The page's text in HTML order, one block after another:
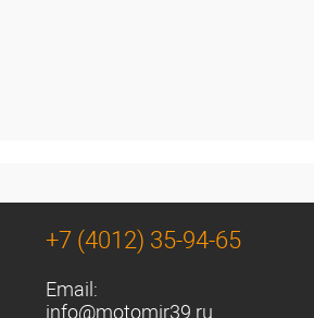
+7 (4012) 35-94-65
Email:
info@motomir39.ru